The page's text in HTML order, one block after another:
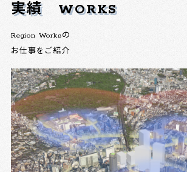
実績 WORKS
Region Worksの
お仕事をご紹介